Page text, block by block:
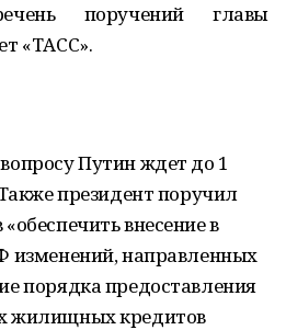
поручений главы
«ТАСС».
Путин ждет до 1
президент поручил
внесение в
изменений, направленных
порядка предоставления
жилищных кредитов